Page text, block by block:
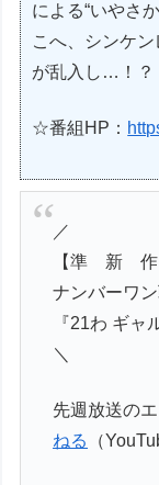
による“いやさ
こへ、シンケ
が乱入し…！？
☆番組HP：
／
【準 新 作
ナンバーワ
『21わ ギャ
＼
先週放送の
ねる
（